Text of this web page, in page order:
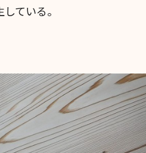
ている。